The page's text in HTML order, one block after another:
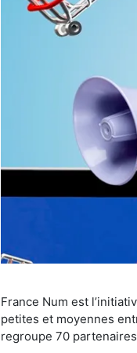
France Num est
petites et moyennes
regroupe 70